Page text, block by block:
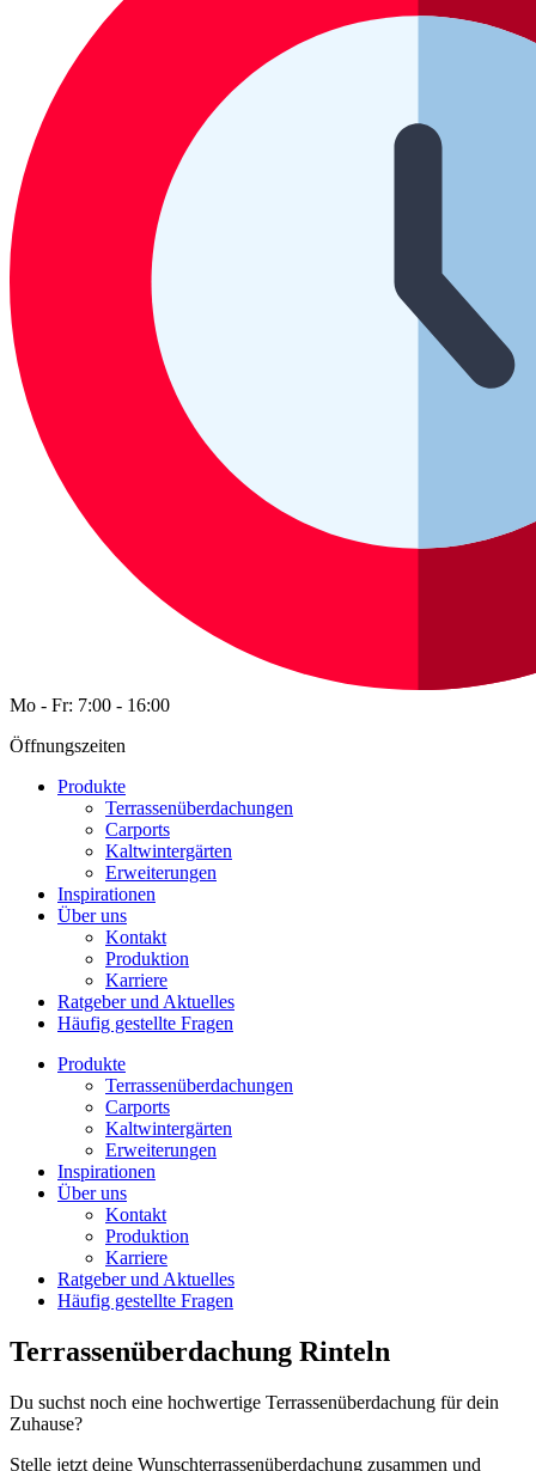
Mo - Fr: 7:00 - 16:00
Öffnungszeiten
Produkte
Terrassenüberdachungen
Carports
Kaltwintergärten
Erweiterungen
Inspirationen
Über uns
Kontakt
Produktion
Karriere
Ratgeber und Aktuelles
Häufig gestellte Fragen
Produkte
Terrassenüberdachungen
Carports
Kaltwintergärten
Erweiterungen
Inspirationen
Über uns
Kontakt
Produktion
Karriere
Ratgeber und Aktuelles
Häufig gestellte Fragen
Terrassenüberdachung Rinteln
Du suchst noch eine hochwertige Terrassenüberdachung für dein
Zuhause?
Stelle jetzt deine Wunschterrassenüberdachung zusammen und